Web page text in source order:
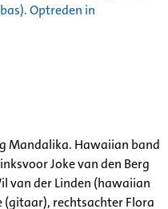
Optreden in
Mandalika. Hawaiian band
Joke van den Berg
van der Linden (hawaiian
(gitaar), rechtsachter Flora